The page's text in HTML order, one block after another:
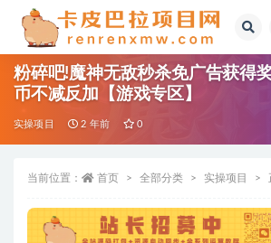
粉碎吧!魔神无敌秒杀免广告获得
币不减反加【游戏专区】
实操项目 2 年前 0
当前位置： 首页 全部分类 实操项目
全部